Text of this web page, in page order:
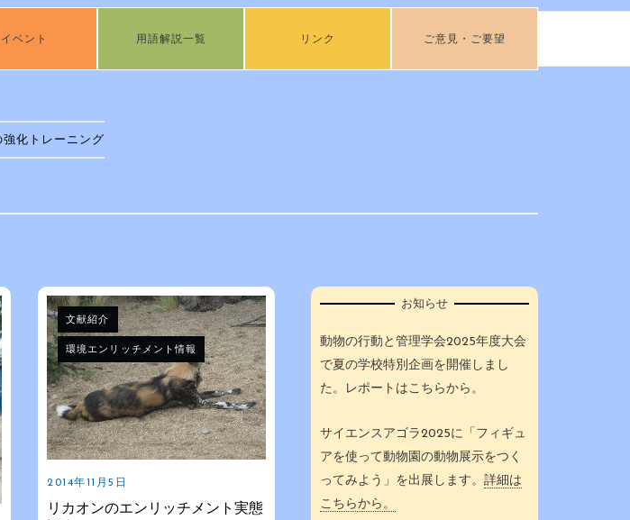
イベント 用語解説一覧 リンク ご意見・ご要望
強化トレーニング
文献紹介
環境エンリッチメント情報
2014年11月5日
リカオンのエンリッチメント実態
お知らせ
動物の行動と管理学会2025年度大会
で夏の学校特別企画を開催しまし
た。レポートはこちらから。
サイエンスアゴラ2025に「フィギュ
アを使って動物園の動物展示をつく
ってみよう」を出展します。 詳細は
こちらから。